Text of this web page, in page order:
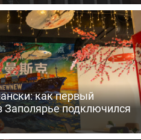
как первый
Заполярье подключился